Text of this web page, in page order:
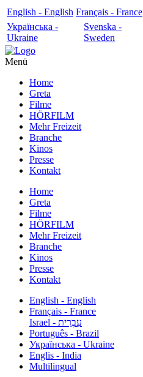
English - English Français - France
Українська -
Ukraine
Svenska -
Sweden
Menü
Home
Greta
Filme
HÖRFILM
Mehr Freizeit
Branche
Kinos
Presse
Kontakt
Home
Greta
Filme
HÖRFILM
Mehr Freizeit
Branche
Kinos
Presse
Kontakt
English - English
Français - France
עִבְרִית - Israel
Português - Brazil
Українська - Ukraine
Englis - India
Multilingual